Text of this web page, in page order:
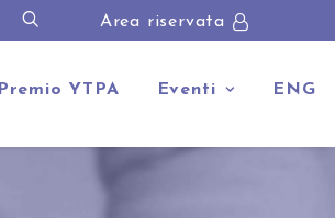
Area riservata
Premio YTPA Eventi ENG